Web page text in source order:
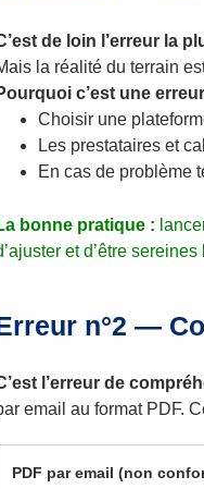
de loin l’erreur la
la réalité du terrain
c’est une
Choisir une
Les prestataires et
En cas de problème
bonne pratique :
et d’être
n°2 —
l’erreur de
email au format PDF.
PDF par email (non